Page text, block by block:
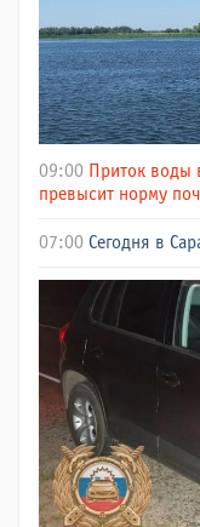
09:00 Приток воды
превысит норму
07:00 Сегодня в